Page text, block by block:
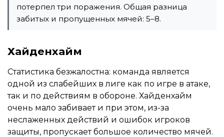
потерпел три поражения. Общая разница
забитых и пропущенных мячей: 5–8.
Хайденхайм
Статистика безжалостна: команда является
одной из слабейших в лиге как по игре в атаке,
так и по действиям в обороне. Хайденхайм
очень мало забивает и при этом, из-за
неслаженных действий и ошибок игроков
защиты, пропускает большое количество мячей.